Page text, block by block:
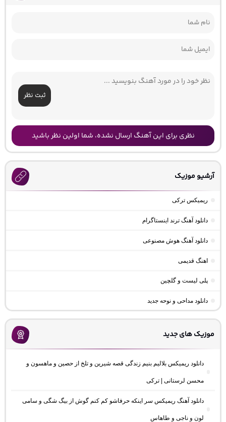
ثبت نظر
نظری برای این آهنگ ارسال نشده، شما اولین نظر باشید
آرشیو موزیک
ریمیکس ترکی
دانلود آهنگ ترند اینستاگرام
دانلود آهنگ هوش مصنوعی
اهنگ قدیمی
پلی لیست و گلچین
دانلود مداحی و نوحه جدید
موزیک های جدید
دانلود ریمیکس بلالیم بنیم زندگی قصه شیرین و تلخ از حصین و ماهسون و
محسن لرستانی | ترکی
دانلود آهنگ ریمیکس سر اینکه حرفاشو کم کنم گوش از بیگ شگی و سامی
لون و ناجی و طاهاس